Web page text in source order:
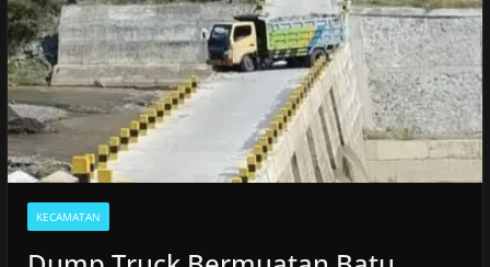
KECAMATAN